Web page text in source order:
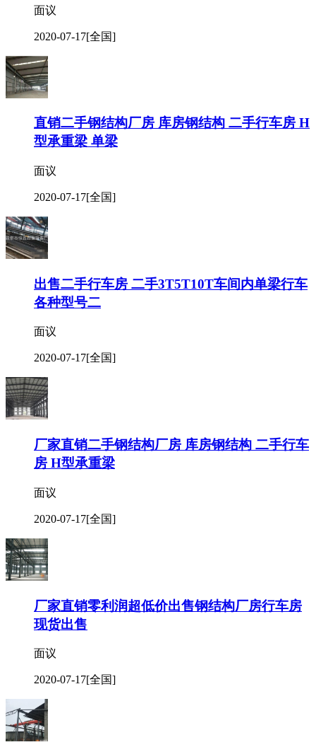
面议
2020-07-17[全国]
直销二手钢结构厂房 库房钢结构 二手行车房 H
型承重梁 单梁
面议
2020-07-17[全国]
出售二手行车房 二手3T5T10T车间内单梁行车
各种型号二
面议
2020-07-17[全国]
厂家直销二手钢结构厂房 库房钢结构 二手行车
房 H型承重梁
面议
2020-07-17[全国]
厂家直销零利润超低价出售钢结构厂房行车房
现货出售
面议
2020-07-17[全国]